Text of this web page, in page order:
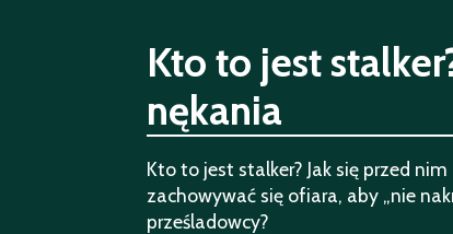
Kto to jest
nękania
Kto to jest stalker? Jak się przed nim
zachowywać się ofiara, aby „nie
prześladowcy?